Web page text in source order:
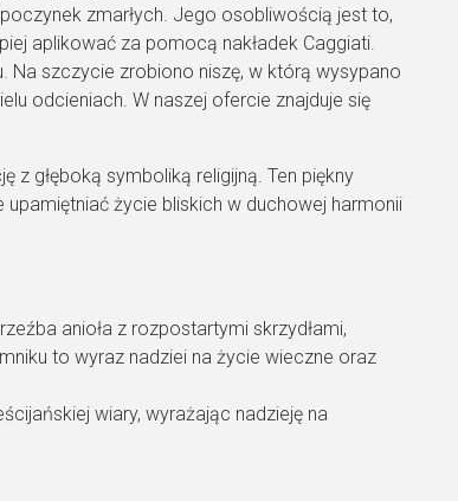
zmarłych. Jego osobliwością jest to,
aplikować za pomocą nakładek Caggiati.
Na szczycie zrobiono niszę, w którą wysypano
odcieniach. W naszej ofercie znajduje się
z głęboką symboliką religijną. Ten piękny
życie bliskich w duchowej harmonii
anioła z rozpostartymi skrzydłami,
to wyraz nadziei na życie wieczne oraz
wiary, wyrażając nadzieję na